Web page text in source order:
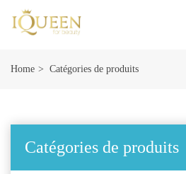
Home Catégories de produits
Catégories de produits